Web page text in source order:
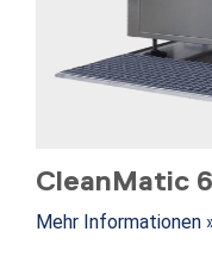
CleanMatic
Mehr Informationen